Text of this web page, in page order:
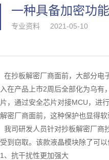
一种具备加密功
专业资料 2021-05-10
在抄板解密厂商面前，大部分电
入在产品上市2周后全部化为乌
片，通过安全芯片对接MCU，进
解密厂商面前，这种保护也显得软
我司研发人员针对抄板解密厂商
受到窃取。该款液晶模块除了可
1、抗干扰性更加强大